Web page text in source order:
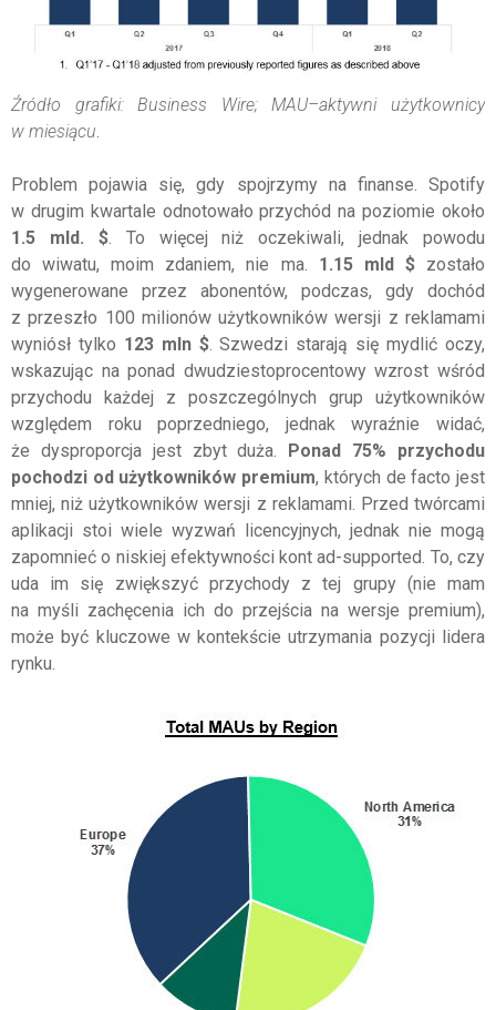
Źródło grafiki: Business Wire; MAU–aktywni użytkownicy
w miesiącu
Problem pojawia się, gdy spojrzymy na finanse. Spotify
w drugim kwartale odnotowało przychód na poziomie około
1.5 mld. $. To więcej niż oczekiwali, jednak powodu
do wiwatu, moim zdaniem, nie ma. 1.15 mld $ zostało
wygenerowane przez abonentów, podczas, gdy dochód
z przeszło 100 milionów użytkowników wersji z reklamami
wyniósł tylko 123 mln $. Szwedzi starają się mydlić oczy,
wskazując na ponad dwudziestoprocentowy wzrost wśród
przychodu każdej z poszczególnych grup użytkowników
względem roku poprzedniego, jednak wyraźnie widać,
że dysproporcja jest zbyt duża. Ponad 75% przychodu
pochodzi od użytkowników premium, których de facto jest
mniej, niż użytkowników wersji z reklamami. Przed twórcami
aplikacji stoi wiele wyzwań licencyjnych, jednak nie mogą
zapomnieć o niskiej efektywności kont ad-supported. To, czy
uda im się zwiększyć przychody z tej grupy (nie mam
na myśli zachęcenia ich do przejścia na wersje premium),
może być kluczowe w kontekście utrzymania pozycji lidera
rynku.